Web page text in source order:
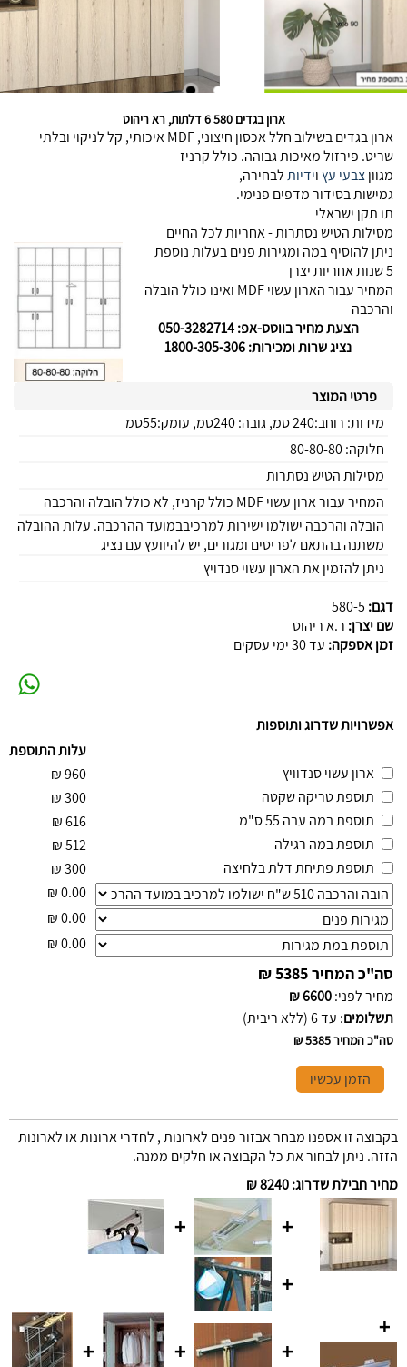
ארון בגדים 580 6 דלתות, רא ריהוט
ארון בגדים בשילוב חלל אכסון חיצוני, MDF איכותי, קל לניקוי ובלתי
שריט. פירזול מאיכות גבוהה. כולל קרניז
מגווןצבעי עץוידיותלבחירה,
גמישות בסידור מדפים פנימי.
תו תקן ישראלי
מסילות הטיש נסתרות - אחריות לכל החיים
ניתן להוסיף במה ומגירות פנים בעלות נוספת
5 שנות אחריות יצרן
המחיר עבור הארון עשוי MDF ואינו כולל הובלה
והרכבה
הצעת מחיר בווטס-אפ: 050-3282714
נציג שרות ומכירות: 1800-305-306
פרטי המוצר
מידות: רוחב:240 סמ, גובה: 240סמ, עומק:55סמ
חלוקה: 80-80-80
מסילות הטיש נסתרות
המחיר עבור ארון עשוי MDF כולל קרניז, לא כולל הובלה והרכבה
הובלה והרכבה ישולמו ישירות למרכיבבמועד ההרכבה. עלות ההובלה
משתנה בהתאם לפריטים ומגורים, יש להיוועץ עם נציג
ניתן להזמין את הארון עשוי סנדויץ
דגם: 580-5
שם יצרן: ר.א ריהוט
זמן אספקה: עד 30 ימי עסקים
אפשרויות שדרוג ותוספות
עלות התוספת
ארון עשוי סנדוויץ
960
₪
תוספת טריקה שקטה
300
₪
תוספת במה עבה 55 ס"מ
616
₪
תוספת במה רגילה
512
₪
תוספת פתיחת דלת בלחיצה
300
₪
0.00
₪
0.00
₪
0.00
₪
סה"כ המחיר5385 ₪
מחיר לפני:
6600 ₪
תשלומים: עד 6 (ללא ריבית)
סה"כ המחיר5385 ₪
הזמן עכשיו
בקבוצה זו אספנו מבחר אבזור פנים לארונות , לחדרי ארונות או לארונות
הזזה. ניתן לבחור את כל הקבוצה או חלקים ממנה.
מחיר חבילת שדרוג:
8240 ₪
+
+
+
+
+
+
+